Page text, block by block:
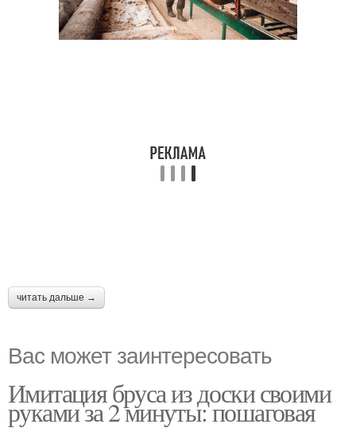
читать дальше →
Вас может заинтересовать
Имитация бруса из доски своими
руками за 2 минуты: пошаговая